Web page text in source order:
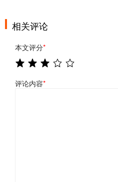
相关评论
本文评分*
评论内容*